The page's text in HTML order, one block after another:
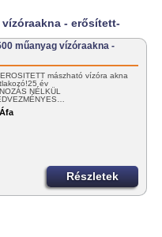
vízóraakna - erősített-
műanyag vízóraakna -
mászható vízóra akna
év
NÉLKÜL
Részletek